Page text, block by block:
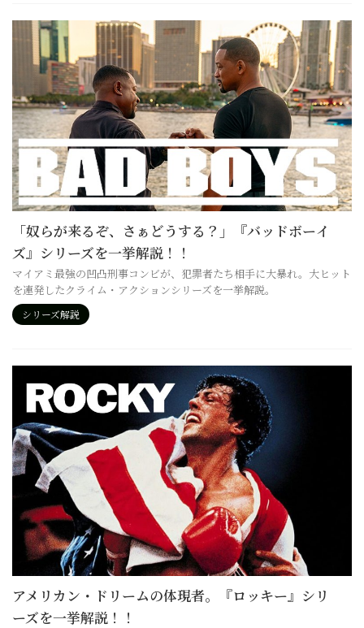
「奴らが来るぞ、さぁどうする？」『バッドボーイ
ズ』シリーズを一挙解説！！
マイアミ最強の凹凸刑事コンビが、犯罪者たち相手に大暴れ。大ヒット
を連発したクライム・アクションシリーズを一挙解説。
シリーズ解説
アメリカン・ドリームの体現者。『ロッキー』シリ
ーズを一挙解説！！